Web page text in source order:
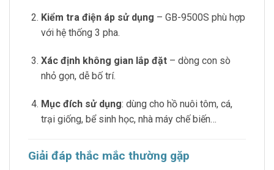
Kiểm tra điện áp sử dụng – GB-9500S phù hợp
với hệ thống 3 pha.
Xác định không gian lắp đặt– dòng con sò
nhỏ gọn, dễ bố trí.
Mục đích sử dụng: dùng cho hồ nuôi tôm, cá,
trại giống, bể sinh học, nhà máy chế biến…
Giải đáp thắc mắc thường gặp